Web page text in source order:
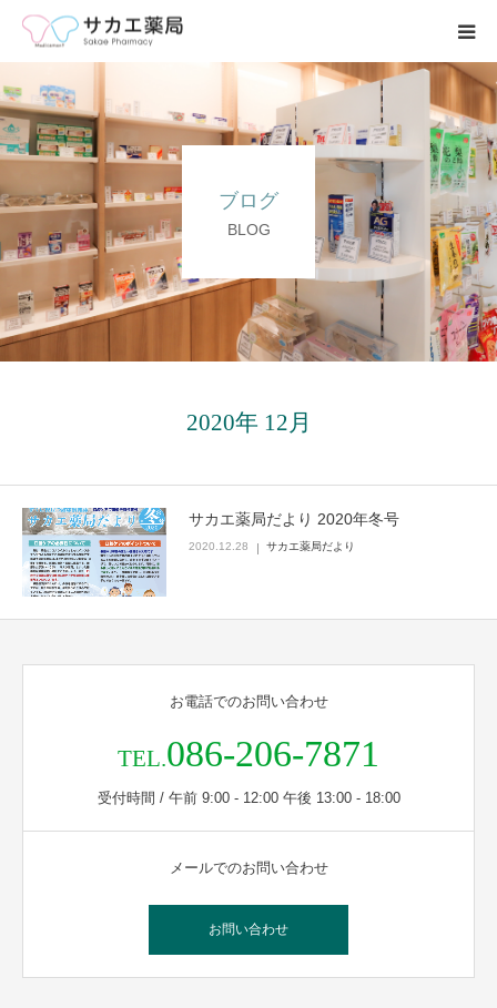
ブログ
BLOG
2020年 12月
サカエ薬局だより 2020年冬号
2020.12.28 サカエ薬局だより
お電話でのお問い合わせ
TEL.086-206-7871
受付時間 / 午前 9:00 - 12:00 午後 13:00 - 18:00
メールでのお問い合わせ
お問い合わせ
ホーム
事業内容
求人募集
会社案内